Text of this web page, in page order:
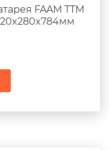
FAAM TTM